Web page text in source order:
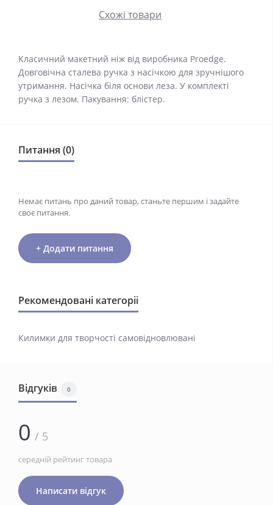
Схожі товари
Класичний макетний ніж від виробника Proedge.
Довговічна сталева ручка з насічкою для зручнішого
утримання. Насічка біля основи леза. У комплекті
ручка з лезом. Пакування: блістер.
Питання (0)
Немає питань про даний товар, станьте першим і задайте
своє питання.
+ Додати питання
Рекомендовані категоріі
Килимки для творчості самовідновлювані
Відгуків 0
0 / 5
середній рейтинг товара
Написати відгук